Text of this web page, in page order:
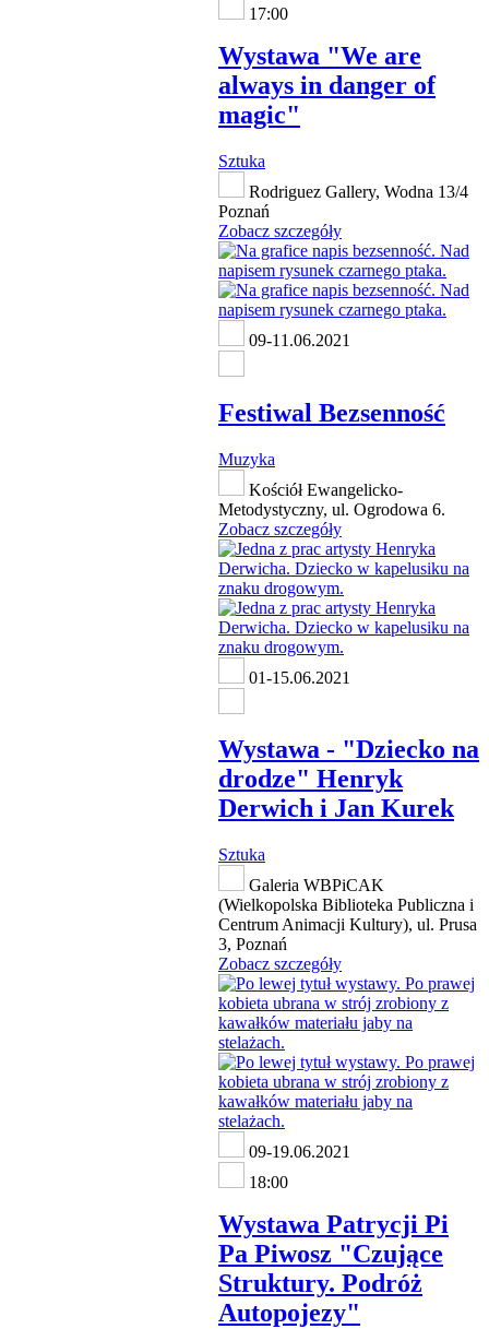
17:00
Wystawa "We are
always in danger of
magic"
Sztuka
Rodriguez Gallery, Wodna 13/4
Poznań
Zobacz szczegóły
09-11.06.2021
Festiwal Bezsenność
Muzyka
Kościół Ewangelicko-
Metodystyczny, ul. Ogrodowa 6.
Zobacz szczegóły
01-15.06.2021
Wystawa - "Dziecko na
drodze" Henryk
Derwich i Jan Kurek
Sztuka
Galeria WBPiCAK
(Wielkopolska Biblioteka Publiczna i
Centrum Animacji Kultury), ul. Prusa
3, Poznań
Zobacz szczegóły
09-19.06.2021
18:00
Wystawa Patrycji Pi
Pa Piwosz "Czujące
Struktury. Podróż
Autopojezy"